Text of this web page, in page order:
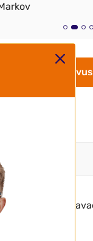
Kõik
on meie